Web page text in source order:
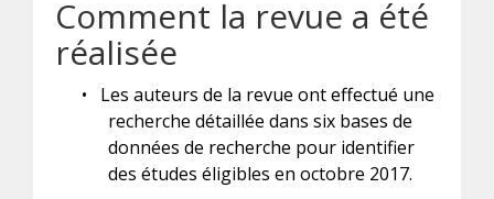
Comment la revue a été
réalisée
•
Les auteurs de la revue ont effectué une
recherche détaillée dans six bases de
données de recherche pour identifier
des études éligibles en octobre 2017.